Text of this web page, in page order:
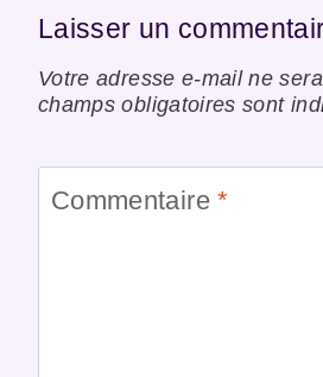
Laisser un
Votre adresse e-mail ne
champs obligatoires sont
Commentaire*